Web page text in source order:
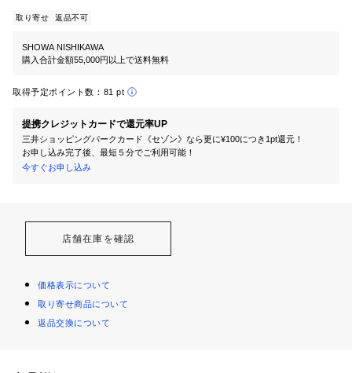
取り寄せ 返品不可
SHOWA NISHIKAWA
購入合計金額55,000円以上で送料無料
取得予定ポイント数： 81 pt
提携クレジットカードで還元率UP
三井ショッピングパークカード《セゾン》なら更に¥100につき1pt還元！
お申し込み完了後、最短５分でご利用可能！
今すぐお申し込み
店舗在庫を確認
価格表示について
取り寄せ商品について
返品交換について